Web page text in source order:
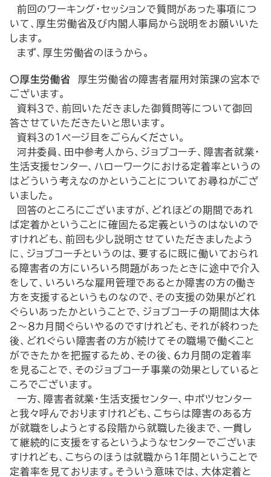
前回のワーキング・セッションで質問があった事項につ
いて、厚生労働省及び内閣人事局から説明をお願いいた
します。
まず、厚生労働省のほうから。
○厚生労働省 厚生労働省の障害者雇用対策課の宮本で
ございます。
資料３で、前回いただきました御質問等について御回
答させていただきたいと思います。
資料３の１ページ目をごらんください。
河井委員、田中参考人から、ジョブコーチ、障害者就業・
生活支援センター、ハローワークにおける定着率というの
はどういう考えなのかということについてお尋ねがござ
いました。
回答のところにございますが、どれほどの期間であれ
ば定着かということに確固たる定義というのはないので
すけれども、前回も少し説明させていただきましたよう
に、ジョブコーチというのは、要するに既に働いておられ
る障害者の方にいろいろ問題があったときに途中で介入
をして、いろいろな雇用管理であるとか障害の方の働き
方を支援するというものなので、その支援の効果がどれ
ぐらいあったかということで、ジョブコーチの期間は大体
２～８カ月間ぐらいやるのですけれども、それが終わった
後、どれぐらい障害者の方が続けてその職場で働くこと
ができたかを把握するため、その後、６カ月間の定着率
を見ることで、そのジョブコーチ事業の効果としていると
ころでございます。
一方、障害者就業・生活支援センター、中ポツセンター
と我々呼んでおりますけれども、こちらは障害のある方
が就職をしようとする段階から就職した後まで、一貫し
て継続的に支援をするというようなセンターでございま
すけれども、こちらのほうは就職から１年間ということで
定着率を見ております。そういう意味では、大体定着と